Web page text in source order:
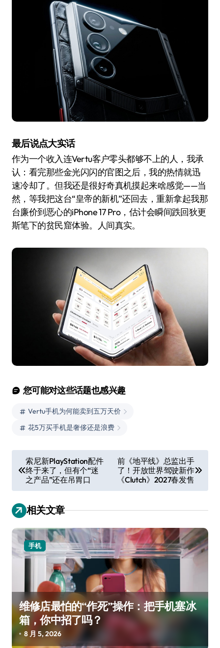
最后说点大实话
作为一个收入连Vertu客户零头都够不上的人，我承
认：看完那些金光闪闪的官图之后，我的热情就迅
速冷却了。但我还是很好奇真机摸起来啥感觉——当
然，等我把这台“皇帝的新机”还回去，重新拿起我那
台廉价到恶心的iPhone 17 Pro，估计会瞬间跌回狄更
斯笔下的贫民窟体验。人间真实。
您可能对这些话题也感兴趣
Vertu手机为何能卖到五万天价
花5万买手机是奢侈还是浪费
章
导
航
索尼新PlayStation配件
终于来了，但有个“迷
之产品”还在吊胃口
前《地平线》总监出手
了！开放世界驾驶新作
《Clutch》2027春发售
相关文章
手机
维修店最怕的“作死”操作：把手机塞冰
箱，你中招了吗？
8 月 5, 2026